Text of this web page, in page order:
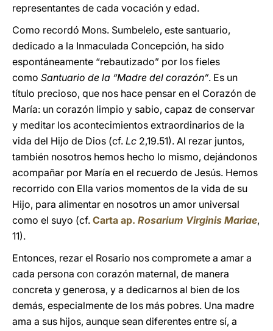
representantes de cada vocación y edad.
Como recordó Mons. Sumbelelo, este santuario,
dedicado a la Inmaculada Concepción, ha sido
espontáneamente “rebautizado” por los fieles
como Santuario de la “Madre del corazón”. Es un
título precioso, que nos hace pensar en el Corazón de
María: un corazón limpio y sabio, capaz de conservar
y meditar los acontecimientos extraordinarios de la
vida del Hijo de Dios (cf. Lc 2,19.51). Al rezar juntos,
también nosotros hemos hecho lo mismo, dejándonos
acompañar por María en el recuerdo de Jesús. Hemos
recorrido con Ella varios momentos de la vida de su
Hijo, para alimentar en nosotros un amor universal
como el suyo (cf. Carta ap. Rosarium Virginis Mariae,
11).
Entonces, rezar el Rosario nos compromete a amar a
cada persona con corazón maternal, de manera
concreta y generosa, y a dedicarnos al bien de los
demás, especialmente de los más pobres. Una madre
ama a sus hijos, aunque sean diferentes entre sí, a